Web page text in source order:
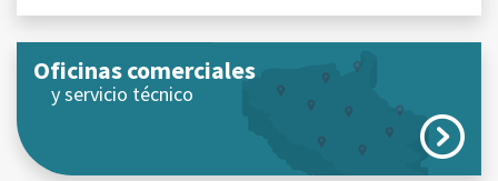
Oficinas comerciales
y servicio técnico